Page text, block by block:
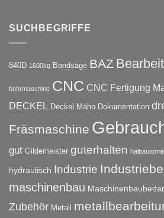
SUCHBEGRIFFE
840D 1600kg Bandsäge BAZ
bohrmaschine CNC CNC Fertigung
DECKEL Deckel Maho Dokumentation
Fräsmaschine
gut Gildemeister guterhalten
hydraulisch Industrie
maschinenbau
Zubehör Metall